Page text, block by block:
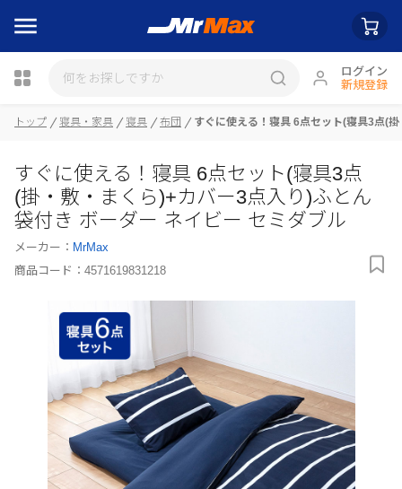
ログイン
新規登録
瓶詰
トップ 寝具・家具 寝具 布団 すぐに使える！寝具 6点セット(寝具3点(
すぐに使える！寝具 6点セット(寝具3点
(掛・敷・まくら)+カバー3点入り)ふとん
袋付き ボーダー ネイビー セミダブル
メーカー： MrMax
商品コード： 4571619831218